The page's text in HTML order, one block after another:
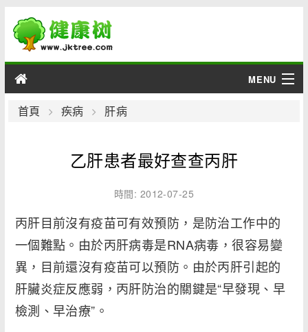
MENU
男性
綜合
疾病
首頁 疾病 肝病
乙肝患者最好查查丙肝
時間: 2012-07-25
丙肝目前沒有疫苗可有效預防，是防治工作中的
一個難點。由於丙肝病毒是RNA病毒，很容易變
異，目前還沒有疫苗可以預防。由於丙肝引起的
肝臟炎症反應弱，丙肝防治的關鍵是“早發現、早
檢測、早治療”。